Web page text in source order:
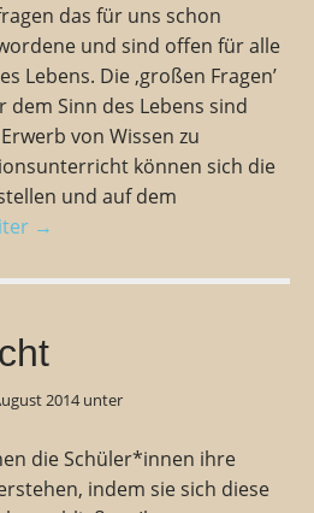
das für uns schon
und sind offen für alle
Lebens. Die ‚großen Fragen’
dem Sinn des Lebens sind
von Wissen zu
können sich die
und auf dem
→
2014unter
die Schüler*innen ihre
indem sie sich diese